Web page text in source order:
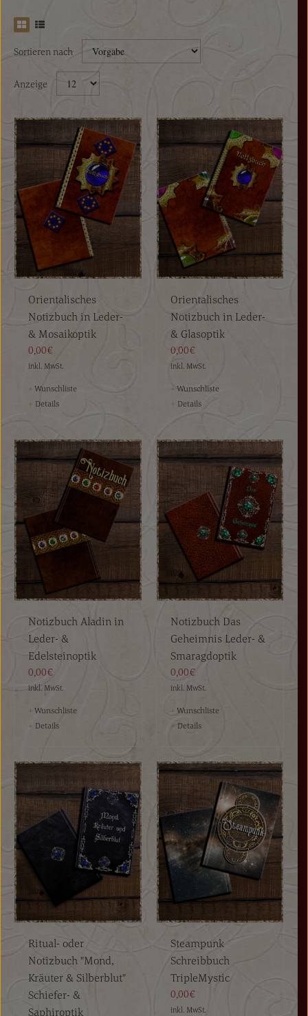
Sortieren nach
Anzeige
Orientalisches
Notizbuch in Leder-
& Mosaikoptik
0,00€
inkl. MwSt.
+ Wunschliste
+ Details
Orientalisches
Notizbuch in Leder-
& Glasoptik
0,00€
inkl. MwSt.
+ Wunschliste
+ Details
Notizbuch Aladin in
Leder- &
Edelsteinoptik
0,00€
inkl. MwSt.
+ Wunschliste
+ Details
Notizbuch Das
Geheimnis Leder- &
Smaragdoptik
0,00€
inkl. MwSt.
+ Wunschliste
+ Details
Ritual- oder
Notizbuch "Mond,
Kräuter & Silberblut"
Schiefer- &
Saphiroptik
Steampunk
Schreibbuch
TripleMystic
0,00€
inkl. MwSt.